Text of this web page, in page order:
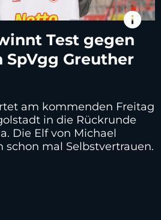
info
Test gegen
Greuther
am kommenden Freitag
in die Rückrunde
Die Elf von Michael
mal Selbstvertrauen.